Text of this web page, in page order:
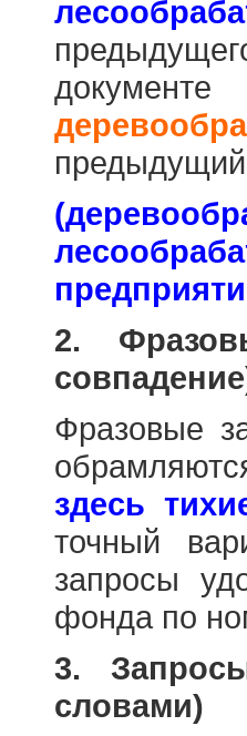
предыдущий
2.
Фразовые
здесь
точный
запросы
фонда по
3.
словами)